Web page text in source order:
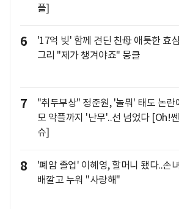
플]
6
'17억 빚' 함께 견딘 친母 애틋한 효
그리 "제가 챙겨야죠" 뭉클
7
"취두부상" 정준원, '놀뭐' 태도 논란
모 악플까지 '난무'..선 넘었다 [Oh!
슈]
8
'폐암 졸업' 이혜영, 할머니 됐다..손
배깔고 누워 "사랑해"